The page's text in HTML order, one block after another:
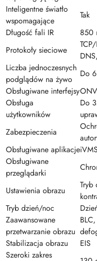
Inteligentne światło
wspomagające
Tak
Długość fali IR
850
Protokoły sieciowe
Liczba jednoczesnych
podglądów na żywo
Do
Obsługiwane interfejsy
Obsługa
użytkowników
Do
Zabezpieczenia
Obsługiwane aplikacje
Obsługiwane
przeglądarki
Ustawienia obrazu
Tryb
Tryb dzień/noc
Zaawansowane
przetwarzanie obrazu
Stabilizacja obrazu
EIS
Szeroki zakres